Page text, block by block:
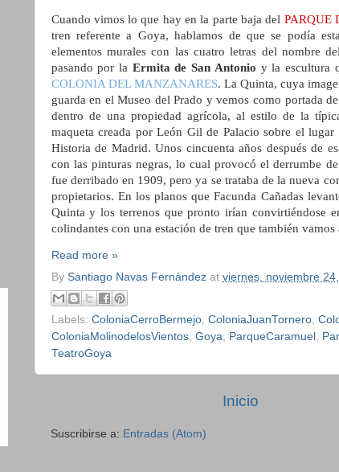
Cuando vimos lo que hay en la parte baja del PARQUE
tren referente a Goya, hablamos de que se podía
elementos murales con las cuatro letras del nombre
pasando por la Ermita de San Antonio y la escultura
COLONIA DEL MANZANARES. La Quinta, cuya
guarda en el Museo del Prado y vemos como portada
dentro de una propiedad agrícola, al estilo de la
maqueta creada por León Gil de Palacio sobre el
Historia de Madrid. Unos cincuenta años después de
con las pinturas negras, lo cual provocó el derrumbe
fue derribado en 1909, pero ya se trataba de la nueva
propietarios. En los planos que Facunda Cañadas
Quinta y los terrenos que pronto irían convirtiéndose
colindantes con una estación de tren que también vamos
Read more »
By Santiago Navas Fernández at viernes, noviembre
Labels: ColoniaCerroBermejo, ColoniaJuanTornero,
ColoniaMolinodelosVientos, Goya, ParqueCaramuel ,
TeatroGoya
Inicio
Suscribirse a: Entradas (Atom)